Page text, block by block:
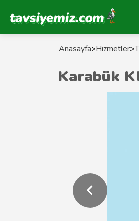
Tavsiyemiz Anasayfa
Anasayfa>Hizmetler>
Karabük